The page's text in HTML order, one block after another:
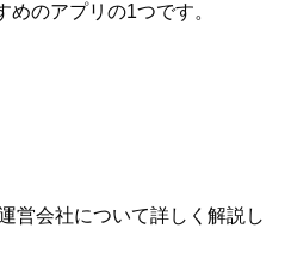
めのアプリの1つです。
営会社について詳しく解説し